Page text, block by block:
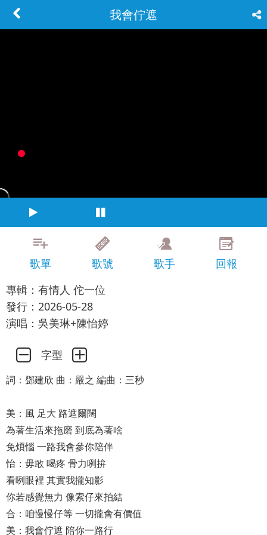
我會佇遮
歌單 歌號 歌手
回報
專輯：有情人 佗一位
發行：2026-05-28
演唱：吳美琳+陳怡婷
字型
詞：鄧建欣 曲：嚴之 編曲：三秒
美：風 足大 路遮爾闊
為著生活來拖磨 到底為著啥
免煩惱 一路我會參你陪伴
怡：毋敢 喝疼 骨力咧拚
看咧眼裡 其實我攏知影
你若感覺無力 像索仔來拍結
合：咱慢慢仔等 一切攏會有價值
美：我會佇遮 陪你一路行